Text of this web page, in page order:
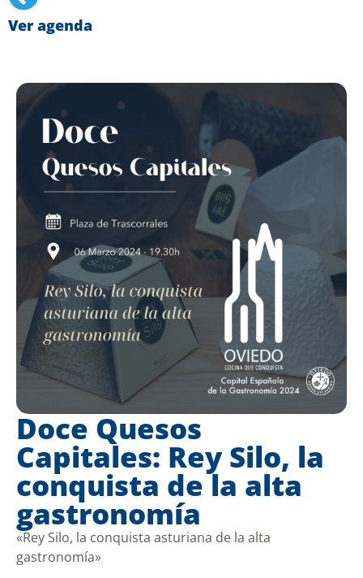
Ver agenda
Doce Quesos
Capitales: Rey Silo, la
conquista de la alta
gastronomía
«Rey Silo, la conquista asturiana de la alta
gastronomía»